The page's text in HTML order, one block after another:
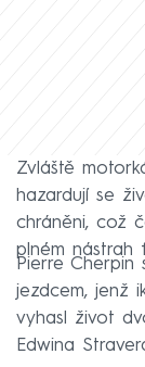
Zvláště
hazardují se
chráněni, což
plném nástrah
Pierre Cherpin
jezdcem, jenž
vyhasl život
Edwina